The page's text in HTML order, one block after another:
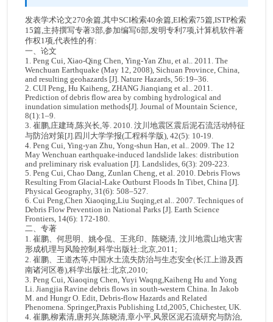
发表学术论文270余篇,其中SCI检索40余篇,EI检索75篇,ISTP检索
15篇,主持撰写专著3部,参加编写6部,发明专利7项,计算机软件著
作权1项,代表性的有:
一、论文
1. Peng Cui, Xiao-Qing Chen, Ying-Yan Zhu, et al.. 2011. The
Wenchuan Earthquake (May 12, 2008), Sichuan Province, China,
and resulting geohazards [J]. Nature Hazards, 56:19–36.
2. CUI Peng, Hu Kaiheng, ZHANG Jianqiang et al.. 2011.
Prediction of debris flow area by combing hydrological and
inundation simulation methods[J]. Journal of Mountain Science,
8(1):1–9.
3. 崔鹏,庄建琦,陈兴长,等. 2010. 汶川地震区震后泥石流活动特征
与防治对策[J].四川大学学报(工程科学版), 42(5): 10-19.
4. Peng Cui, Ying-yan Zhu, Yong-shun Han, et al.. 2009. The 12
May Wenchuan earthquake-induced landslide lakes: distribution
and preliminary risk evaluation [J]. Landslides, 6(3): 209-223.
5. Peng Cui, Chao Dang, Zunlan Cheng, et al. 2010. Debris Flows
Resulting From Glacial-Lake Outburst Floods In Tibet, China [J].
Physical Geography, 31(6): 508–527.
6. Cui Peng,Chen Xiaoqing,Liu Suqing,et al.. 2007. Techniques of
Debris Flow Prevention in National Parks [J]. Earth Science
Frontiers, 14(6): 172-180.
二、专著
1. 崔鹏、何思明、姚令侃、王兆印、陈晓清, 汶川地震山地灾害
形成机理与风险控制,科学出版社:北京,2011;
2. 崔鹏、王道杰等,中国水土流失防治与生态安全(长江上游及西
南诸河区卷),科学出版社:北京,2010;
3. Peng Cui, Xiaoqing Chen, Yuyi Waqng,Kaiheng Hu and Yong
Li. Jiangjia Ravine debris flows in south-western China. In Jakob
M. and Hungr O. Edit, Debris-flow Hazards and Related
Phenomena. Springer,Praxis Publishing Ltd,2005, Chichester, UK.
4. 崔鹏,柳素清,唐邦兴,陈晓清,章小平,风景区泥石流研究与防治,